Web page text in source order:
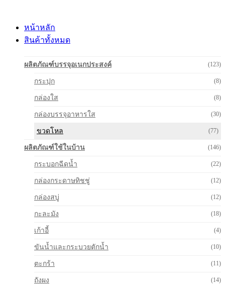
contentหน้าหลัก
สินค้าทั้งหมด
ผลิตภัณฑ์บรรจุอเนกประสงค์ (123)
กระปุก (8)
กล่องใส (8)
กล่องบรรจุอาหารใส (30)
ขวดโหล (77)
ผลิตภัณฑ์ใช้ในบ้าน (146)
กระบอกฉีดน้ำ (22)
กล่องกระดาษทิชชู่ (12)
กล่องสบู่ (12)
กะละมัง (18)
เก้าอี้ (4)
ขันน้ำและกระบวยตักน้ำ (10)
ตะกร้า (11)
ถังผง (14)